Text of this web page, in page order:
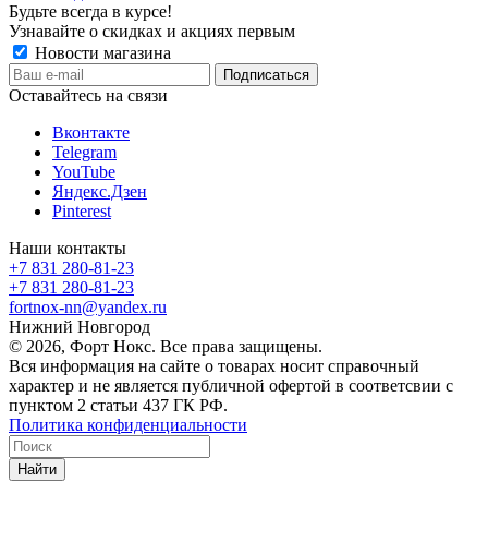
Будьте всегда в курсе!
Узнавайте о скидках и акциях первым
Новости магазина
Оставайтесь на связи
Вконтакте
Telegram
YouTube
Яндекс.Дзен
Pinterest
Наши контакты
+7 831 280-81-23
+7 831 280-81-23
fortnox-nn@yandex.ru
Нижний Новгород
© 2026, Форт Нокс. Все права защищены.
Вся информация на сайте о товарах носит справочный
характер и не является публичной офертой в соответсвии с
пунктом 2 статьи 437 ГК РФ.
Политика конфиденциальности
Найти